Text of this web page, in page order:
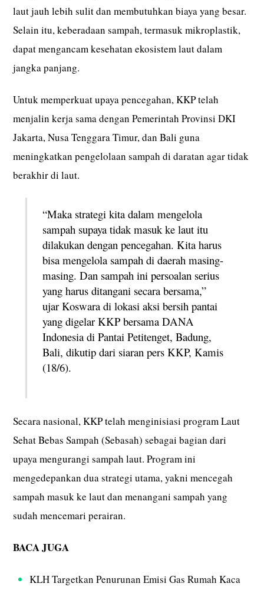
laut jauh lebih sulit dan membutuhkan biaya yang besar.
Selain itu, keberadaan sampah, termasuk mikroplastik,
dapat mengancam kesehatan ekosistem laut dalam
jangka panjang.
Untuk memperkuat upaya pencegahan, KKP telah
menjalin kerja sama dengan Pemerintah Provinsi DKI
Jakarta, Nusa Tenggara Timur, dan Bali guna
meningkatkan pengelolaan sampah di daratan agar tidak
berakhir di laut.
“Maka strategi kita dalam mengelola
sampah supaya tidak masuk ke laut itu
dilakukan dengan pencegahan. Kita harus
bisa mengelola sampah di daerah masing-
masing. Dan sampah ini persoalan serius
yang harus ditangani secara bersama,”
ujar Koswara di lokasi aksi bersih pantai
yang digelar KKP bersama DANA
Indonesia di Pantai Petitenget, Badung,
Bali, dikutip dari siaran pers KKP, Kamis
(18/6).
Secara nasional, KKP telah menginisiasi program Laut
Sehat Bebas Sampah (Sebasah) sebagai bagian dari
upaya mengurangi sampah laut. Program ini
mengedepankan dua strategi utama, yakni mencegah
sampah masuk ke laut dan menangani sampah yang
sudah mencemari perairan.
BACA JUGA
KLH Targetkan Penurunan Emisi Gas Rumah Kaca